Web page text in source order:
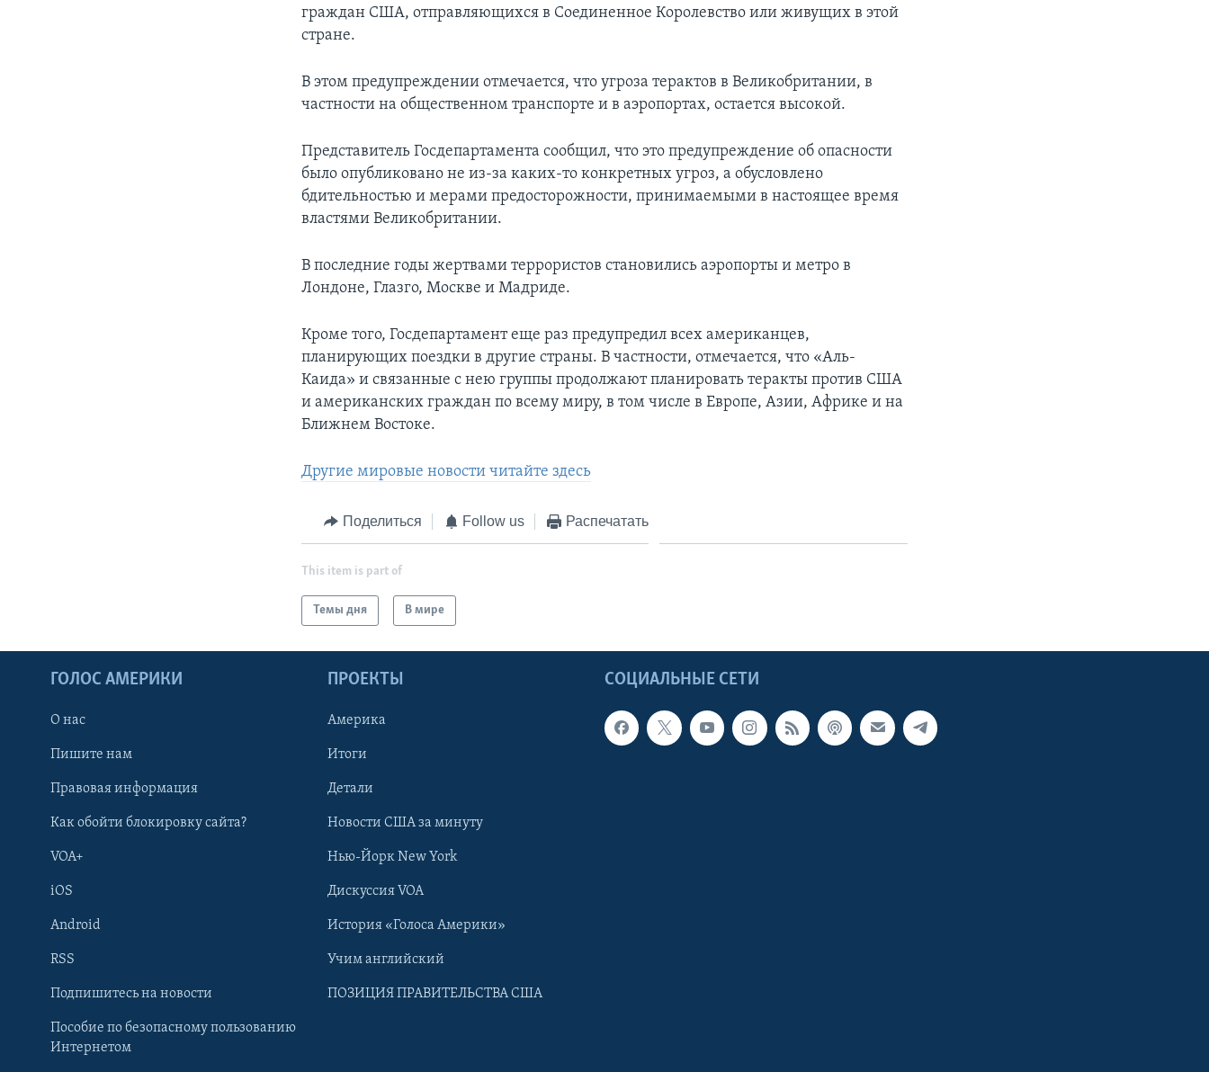
Learning English
граждан США, отправляющихся в Соединенное Королевство или живущих в этой
стране.
В этом предупреждении отмечается, что угроза терактов в Великобритании, в
частности на общественном транспорте и в аэропортах, остается высокой.
Представитель Госдепартамента сообщил, что это предупреждение об опасности
было опубликовано не из-за каких-то конкретных угроз, а обусловлено
бдительностью и мерами предосторожности, принимаемыми в настоящее время
властями Великобритании.
В последние годы жертвами террористов становились аэропорты и метро в
Лондоне, Глазго, Москве и Мадриде.
Кроме того, Госдепартамент еще раз предупредил всех американцев,
планирующих поездки в другие страны. В частности, отмечается, что «Аль-
Каида» и связанные с нею группы продолжают планировать теракты против США
и американских граждан по всему миру, в том числе в Европе, Азии, Африке и на
Ближнем Востоке.
Другие мировые новости читайте здесь
Поделиться Follow us Распечатать
This item is part of
Темы дня В мире
СОЦИАЛЬНЫЕ СЕТИ
ГОЛОС АМЕРИКИ
О нас
Пишите нам
Правовая информация
Как обойти блокировку сайта?
VOA+
iOS
Android
RSS
Подпишитесь на новости
Пособие по безопасному пользованию
Интернетом
ПРОЕКТЫ
Америка
Итоги
Детали
Новости США за минуту
Нью-Йорк New York
Дискуссия VOA
История «Голоса Америки»
Учим английский
ПОЗИЦИЯ ПРАВИТЕЛЬСТВА США